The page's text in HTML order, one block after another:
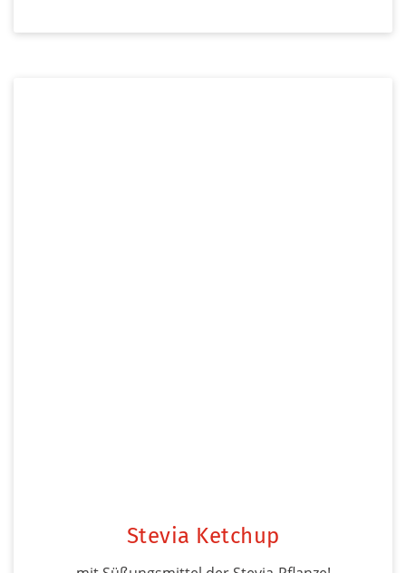
Stevia Ketchup